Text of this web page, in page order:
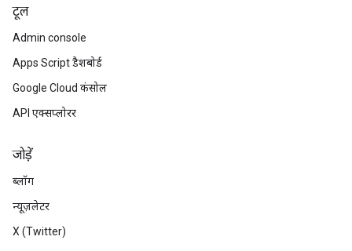
टूल
Admin console
Apps Script डैशबोर्ड
Google Cloud कंसोल
API एक्सप्लोरर
जोड़ें
ब्लॉग
न्यूज़लेटर
X (Twitter)